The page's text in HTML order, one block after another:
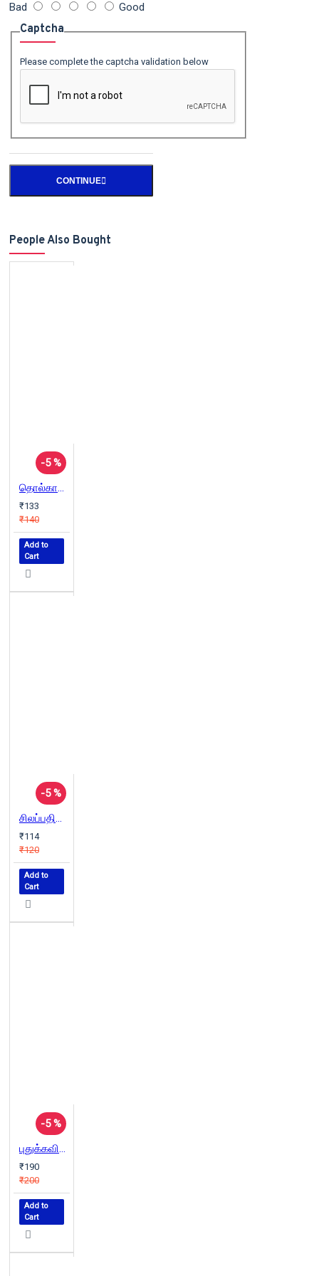
Bad Good
Captcha
Please complete the captcha validation below
CONTINUE
People Also Bought
-5 %
தொல்காப்பியத் திணைக் கோட்பாடு: திறனாய்வியல் நோக்கு
₹133
₹140
Add to
Cart
-5 %
சிலப்பதிகார எடுத்துரைப்பு கூற்றுக்கோட்பாட்டு நோக்கு
₹114
₹120
Add to
Cart
-5 %
புதுக்கவிதையில் பெண்கள்
₹190
₹200
Add to
Cart